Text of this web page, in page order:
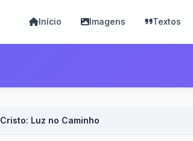
Início Imagens Textos
Cristo: Luz no Caminho